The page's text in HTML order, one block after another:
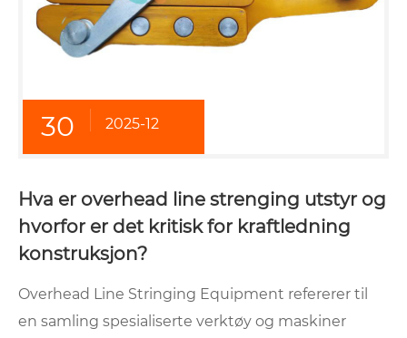
30 2025-12
Hva er overhead line strenging utstyr og
hvorfor er det kritisk for kraftledning
konstruksjon?
Overhead Line Stringing Equipment refererer til
en samling spesialiserte verktøy og maskiner